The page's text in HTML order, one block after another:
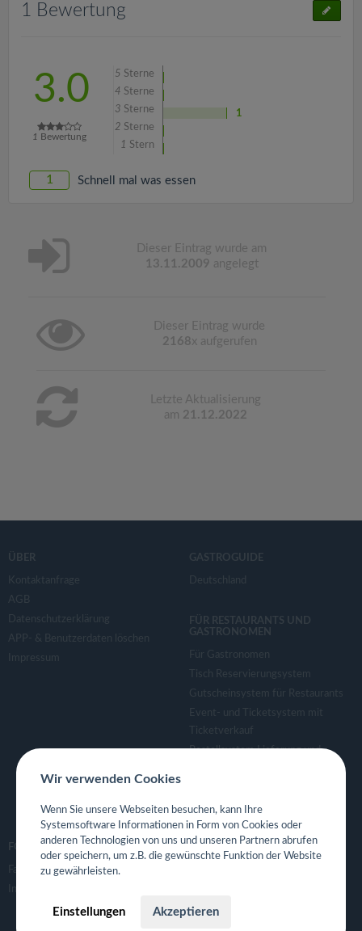
1 Bewertung
3.0
1 Bewertung
5 Sterne
4 Sterne
3 Sterne
1
2 Sterne
1 Stern
1 Schnell mal was essen
Dieser Eintrag wurde am
13.11.2009 angelegt
Dieser Eintrag wurde
2168x aufgerufen
Letzte Aktualisierung
am 21.12.2022
ÜBER
Kontaktanfrage
AGB
Datenschutzerklärung
APP- & Benutzerdaten löschen
Impressum
GASTROGUIDE
Deutschland
FÜR RESTAURANTS UND
GASTRONOMEN
Für Gastronomen
Tisch Reservierungsystem
Gutscheinsystem für Restaurants
Event- und Ticketsystem mit
Ticketverkauf
Bestellsystem Lieferung und
Eigene App für Restaurant
FOLGE UNS
Facebook
Instagram
Wir verwenden Cookies
Wenn Sie unsere Webseiten besuchen, kann Ihre
Systemsoftware Informationen in Form von Cookies oder
anderen Technologien von uns und unseren Partnern abrufen
oder speichern, um z.B. die gewünschte Funktion der Website
zu gewährleisten.
Einstellungen Akzeptieren